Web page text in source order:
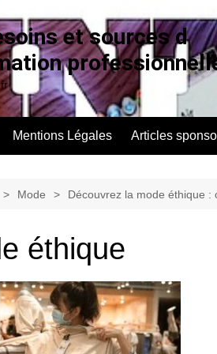
et sources d
Mentions Légales Articles
Mode Découvrez la mode éthique
éthique